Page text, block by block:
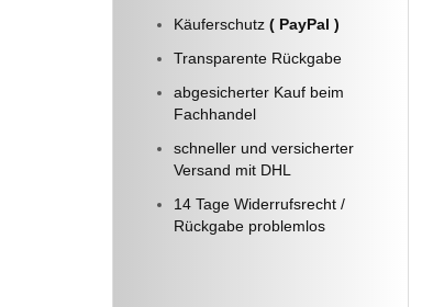
Käuferschutz ( PayPal )
Transparente Rückgabe
abgesicherter Kauf beim
Fachhandel
schneller und versicherter
Versand mit DHL
14 Tage Widerrufsrecht /
Rückgabe problemlos